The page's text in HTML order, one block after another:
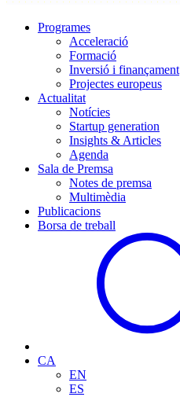
Programes
Acceleració
Formació
Inversió i finançament
Projectes europeus
Actualitat
Notícies
Startup generation
Insights & Articles
Agenda
Sala de Premsa
Notes de premsa
Multimèdia
Publicacions
Borsa de treball
CA
EN
ES